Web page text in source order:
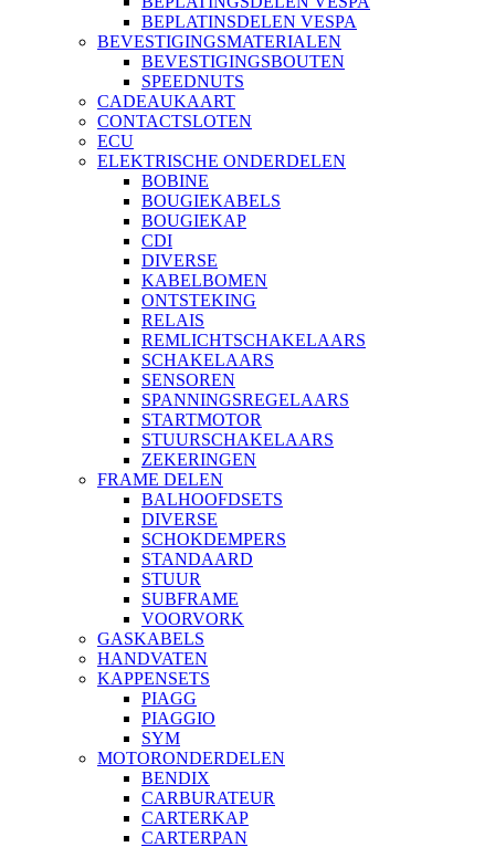
BEPLATINSDELEN VESPA
BEVESTIGINGSMATERIALEN
BEVESTIGINGSBOUTEN
SPEEDNUTS
CADEAUKAART
CONTACTSLOTEN
ECU
ELEKTRISCHE ONDERDELEN
BOBINE
BOUGIEKABELS
BOUGIEKAP
CDI
DIVERSE
KABELBOMEN
ONTSTEKING
RELAIS
REMLICHTSCHAKELAARS
SCHAKELAARS
SENSOREN
SPANNINGSREGELAARS
STARTMOTOR
STUURSCHAKELAARS
ZEKERINGEN
FRAME DELEN
BALHOOFDSETS
DIVERSE
SCHOKDEMPERS
STANDAARD
STUUR
SUBFRAME
VOORVORK
GASKABELS
HANDVATEN
KAPPENSETS
PIAGG
PIAGGIO
SYM
MOTORONDERDELEN
BENDIX
CARBURATEUR
CARTERKAP
CARTERPAN